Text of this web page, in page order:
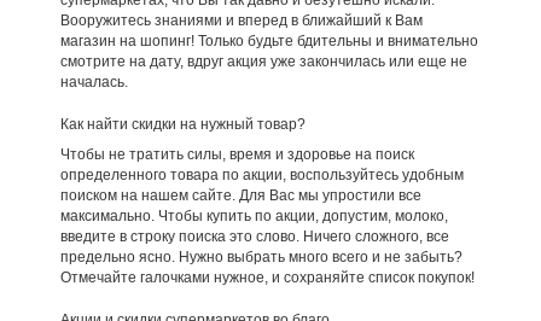
Вооружитесь знаниями и вперед в ближайший к Вам
магазин на шопинг! Только будьте бдительны и внимательно
смотрите на дату, вдруг акция уже закончилась или еще не
началась.
Как найти скидки на нужный товар?
Чтобы не тратить силы, время и здоровье на поиск
определенного товара по акции, воспользуйтесь удобным
поиском на нашем сайте. Для Вас мы упростили все
максимально. Чтобы купить по акции, допустим, молоко,
введите в строку поиска это слово. Ничего сложного, все
предельно ясно. Нужно выбрать много всего и не забыть?
Отмечайте галочками нужное, и сохраняйте список покупок!